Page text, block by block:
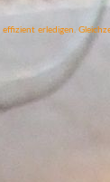
erledigen.